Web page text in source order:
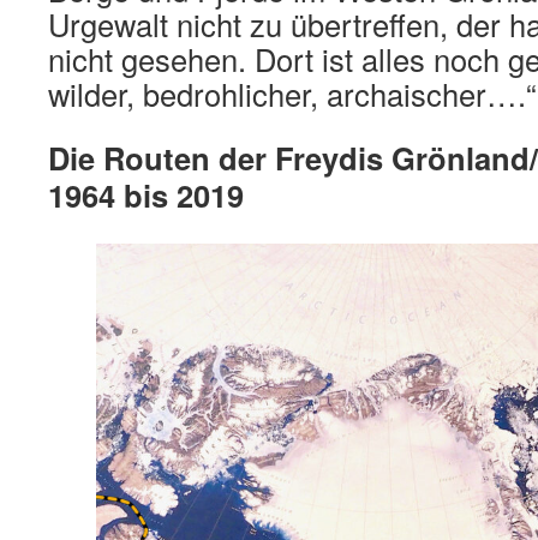
Urgewalt nicht zu übertreffen, der
nicht gesehen. Dort ist alles noch
wilder, bedrohlicher, archaischer….“
Die Routen der Freydis
1964 bis 2019